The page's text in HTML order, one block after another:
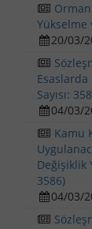
Yükselme
20/03/
Esaslarda
Sayısı:
04/03/
Kamu
Değişiklik
3586)
04/03/